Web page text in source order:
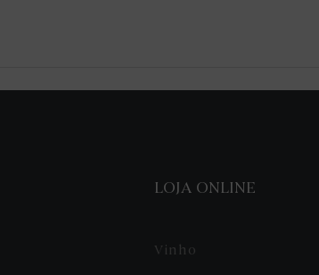
LOJA ONLINE
Vinho